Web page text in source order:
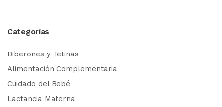
Categorías
Biberones y Tetinas
Alimentación Complementaria
Cuidado del Bebé
Lactancia Materna